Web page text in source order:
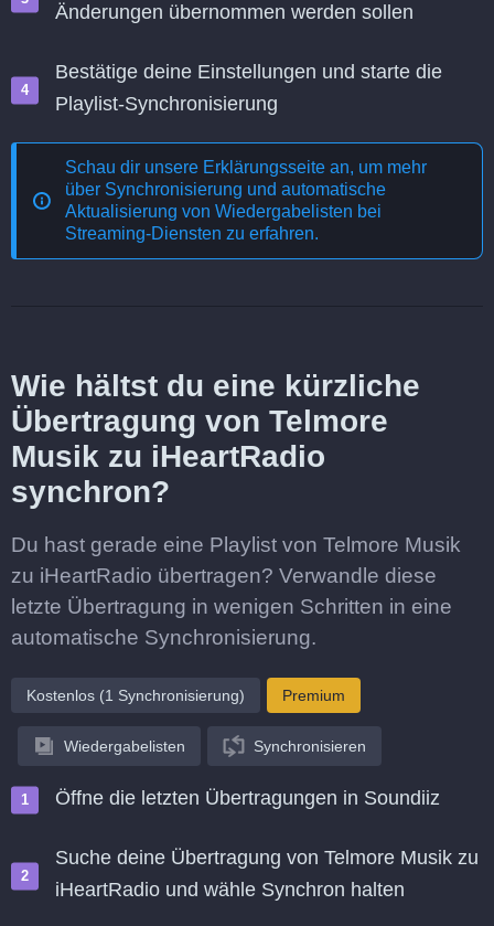
Änderungen übernommen werden sollen
Bestätige deine Einstellungen und starte die
Playlist-Synchronisierung
Schau dir unsere Erklärungsseite an, um mehr
über Synchronisierung und automatische
Aktualisierung von Wiedergabelisten bei
Streaming-Diensten zu erfahren.
Wie hältst du eine kürzliche
Übertragung von Telmore
Musik zu iHeartRadio
synchron?
Du hast gerade eine Playlist von Telmore Musik
zu iHeartRadio übertragen? Verwandle diese
letzte Übertragung in wenigen Schritten in eine
automatische Synchronisierung.
Kostenlos (1 Synchronisierung) Premium
Wiedergabelisten Synchronisieren
Öffne die letzten Übertragungen in Soundiiz
Suche deine Übertragung von Telmore Musik zu
iHeartRadio und wähle Synchron halten